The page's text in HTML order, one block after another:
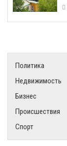
Политика
Недвижимость
Бизнес
Происшествия
Спорт